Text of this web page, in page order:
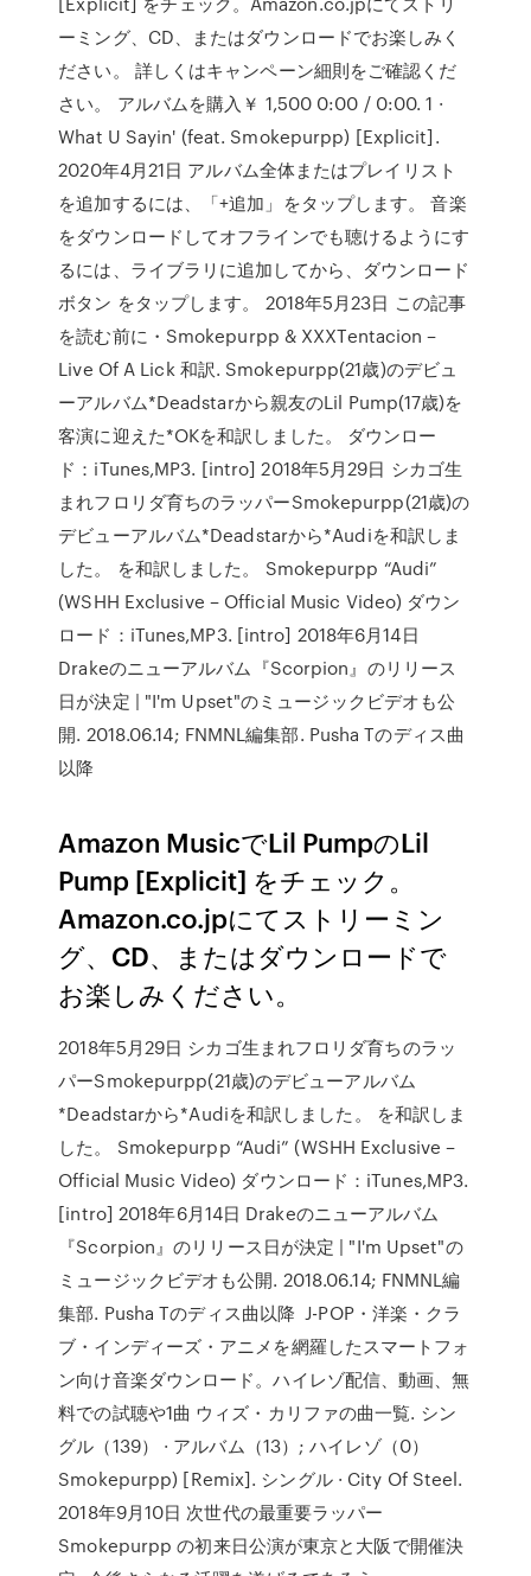
ーミング、CD、またはダウンロードでお楽しみく
ださい。 詳しくはキャンペーン細則をご確認くだ
さい。 アルバムを購入￥ 1,500 0:00 / 0:00. 1 ·
What U Sayin' (feat. Smokepurpp) [Explicit].
2020年4月21日 アルバム全体またはプレイリスト
を追加するには、「+追加」をタップします。 音楽
をダウンロードしてオフラインでも聴けるようにす
るには、ライブラリに追加してから、ダウンロード
ボタン をタップします。 2018年5月23日 この記事
を読む前に・Smokepurpp & XXXTentacion –
Live Of A Lick 和訳. Smokepurpp(21歳)のデビュ
ーアルバム*Deadstarから親友のLil Pump(17歳)を
客演に迎えた*OKを和訳しました。 ダウンロー
ド：iTunes,MP3. [intro] 2018年5月29日 シカゴ生
まれフロリダ育ちのラッパーSmokepurpp(21歳)の
デビューアルバム*Deadstarから*Audiを和訳しま
した。 を和訳しました。 Smokepurpp “Audi”
(WSHH Exclusive – Official Music Video) ダウン
ロード：iTunes,MP3. [intro] 2018年6月14日
Drakeのニューアルバム『Scorpion』のリリース
日が決定 | "I'm Upset"のミュージックビデオも公
開. 2018.06.14; FNMNL編集部. Pusha Tのディス曲
以降
Amazon MusicでLil PumpのLil
Pump [Explicit] をチェック。
Amazon.co.jpにてストリーミン
グ、CD、またはダウンロードで
お楽しみください。
2018年5月29日 シカゴ生まれフロリダ育ちのラッ
パーSmokepurpp(21歳)のデビューアルバム
*Deadstarから*Audiを和訳しました。 を和訳しま
した。 Smokepurpp “Audi” (WSHH Exclusive –
Official Music Video) ダウンロード：iTunes,MP3.
[intro] 2018年6月14日 Drakeのニューアルバム
『Scorpion』のリリース日が決定 | "I'm Upset"の
ミュージックビデオも公開. 2018.06.14; FNMNL編
集部. Pusha Tのディス曲以降 J-POP・洋楽・クラ
ブ・インディーズ・アニメを網羅したスマートフォ
ン向け音楽ダウンロード。ハイレゾ配信、動画、無
料での試聴や1曲 ウィズ・カリファの曲一覧. シン
グル（139） · アルバム（13）; ハイレゾ（0）
Smokepurpp) [Remix]. シングル · City Of Steel.
2018年9月10日 次世代の最重要ラッパー
Smokepurpp の初来日公演が東京と大阪で開催決